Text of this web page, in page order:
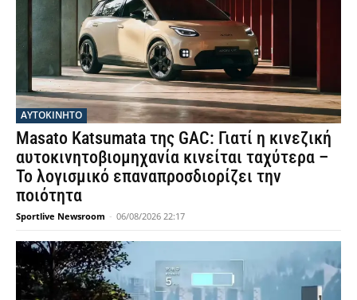
ΑΥΤΟΚΙΝΗΤΟ
Masato Katsumata της GAC: Γιατί η κινεζική
αυτοκινητοβιομηχανία κινείται ταχύτερα –
Το λογισμικό επαναπροσδιορίζει την
ποιότητα
Sportlive Newsroom - 06/08/2026 22:17